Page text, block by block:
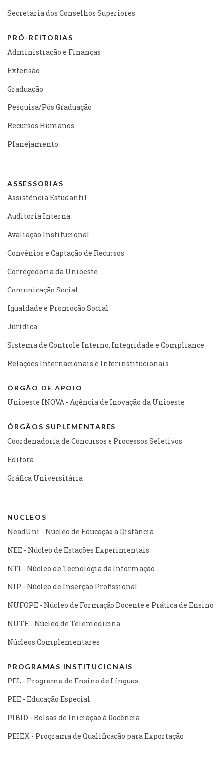
Secretaria dos Conselhos Superiores
PRÓ-REITORIAS
Administração e Finanças
Extensão
Graduação
Pesquisa/Pós Graduação
Recursos Humanos
Planejamento
ASSESSORIAS
Assistência Estudantil
Auditoria Interna
Avaliação Institucional
Convênios e Captação de Recursos
Corregedoria da Unioeste
Comunicação Social
Igualdade e Promoção Social
Jurídica
Sistema de Controle Interno, Integridade e Compliance
Relações Internacionais e Interinstitucionais
ÓRGÃO DE APOIO
Unioeste INOVA - Agência de Inovação da Unioeste
ÓRGÃOS SUPLEMENTARES
Coordenadoria de Concursos e Processos Seletivos
Editora
Gráfica Universitária
NÚCLEOS
NeadUni - Núcleo de Educação a Distância
NEE - Núcleo de Estações Experimentais
NTI - Núcleo de Tecnologia da Informação
NIP - Núcleo de Inserção Profissional
NUFOPE - Núcleo de Formação Docente e Prática de Ensino
NUTE - Núcleo de Telemedicina
Núcleos Complementares
PROGRAMAS INSTITUCIONAIS
PEL - Programa de Ensino de Línguas
PEE - Educação Especial
PIBID - Bolsas de Iniciação à Docência
PEIEX - Programa de Qualificação para Exportação